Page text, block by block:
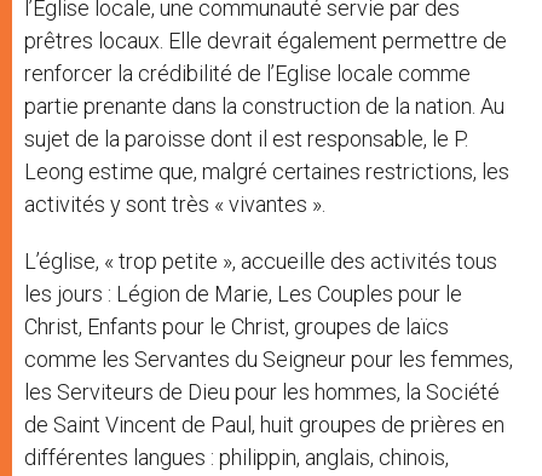
l’Eglise locale, une communauté servie par des
prêtres locaux. Elle devrait également permettre de
renforcer la crédibilité de l’Eglise locale comme
partie prenante dans la construction de la nation. Au
sujet de la paroisse dont il est responsable, le P.
Leong estime que, malgré certaines restrictions, les
activités y sont très « vivantes ».
L’église, « trop petite », accueille des activités tous
les jours : Légion de Marie, Les Couples pour le
Christ, Enfants pour le Christ, groupes de laïcs
comme les Servantes du Seigneur pour les femmes,
les Serviteurs de Dieu pour les hommes, la Société
de Saint Vincent de Paul, huit groupes de prières en
différentes langues : philippin, anglais, chinois,